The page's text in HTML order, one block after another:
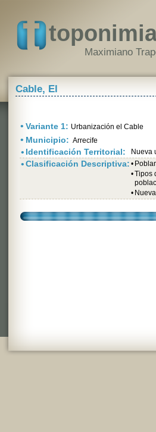
Maximiano
Cable, El
• Variante 1: Urbanización el Cable
• Municipio: Arrecife
• Identificación Territorial: Nueva
•Clasificación Descriptiva: •
•Tipos
•